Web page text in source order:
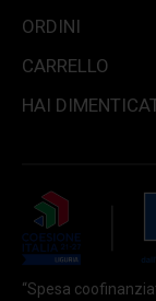
ORDINI
CARRELLO
HAI
“Spesa